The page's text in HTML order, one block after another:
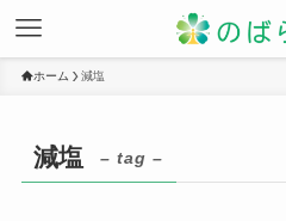
ホーム 減塩
減塩 – tag –